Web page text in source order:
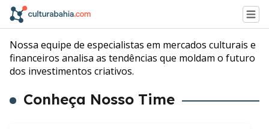
Nossa equipe de especialistas em mercados culturais e
financeiros analisa as tendências que moldam o futuro
dos investimentos criativos.
Conheça Nosso Time